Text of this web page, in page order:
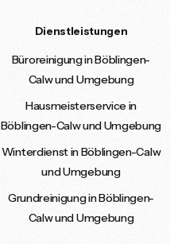
Dienstleistungen
Büroreinigung in Böblingen-
Calw und Umgebung
Hausmeisterservice in
Böblingen-Calw und Umgebung
Winterdienst in Böblingen-Calw
und Umgebung
Grundreinigung in Böblingen-
Calw und Umgebung